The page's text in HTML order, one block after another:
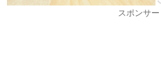
スポンサ